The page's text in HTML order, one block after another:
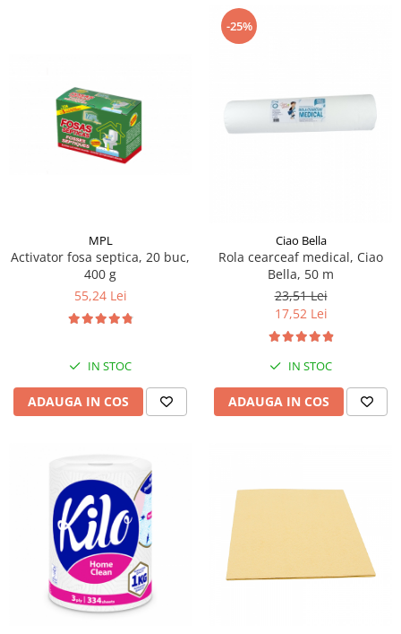
MPL
Activator fosa septica, 20 buc,
400 g
55,24 Lei
IN STOC
ADAUGA IN COS
-25%
Ciao Bella
Rola cearceaf medical, Ciao
Bella, 50 m
23,51 Lei
17,52 Lei
IN STOC
ADAUGA IN COS